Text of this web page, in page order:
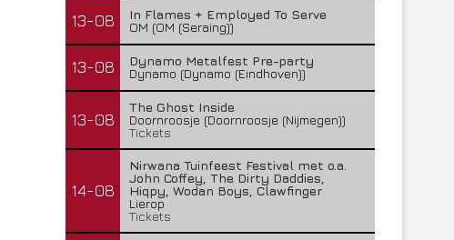
13-08
In Flames + Employed To Serve
OM (OM (Seraing))
13-08
Dynamo Metalfest Pre-party
Dynamo (Dynamo (Eindhoven))
13-08
The Ghost Inside
Doornroosje (Doornroosje (Nijmegen))
Tickets
14-08
Nirwana Tuinfeest Festival met o.a.
John Coffey, The Dirty Daddies,
Hiqpy, Wodan Boys, Clawfinger
Lierop
Tickets